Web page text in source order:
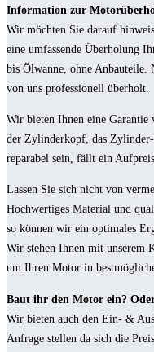
Information zur
Wir möchten Sie darauf
eine umfassende Überholung
bis Ölwanne, ohne
von uns professionell überholt.
Wir bieten Ihnen eine
der Zylinderkopf, das
reparabel sein, fällt ein
Lassen Sie sich nicht von
Hochwertiges Material und
so können wir ein optimales
Wir stehen Ihnen mit unserem
um Ihren Motor in
Baut ihr den Motor ein?
Wir bieten auch den Ein- &
Anfrage stellen da sich die